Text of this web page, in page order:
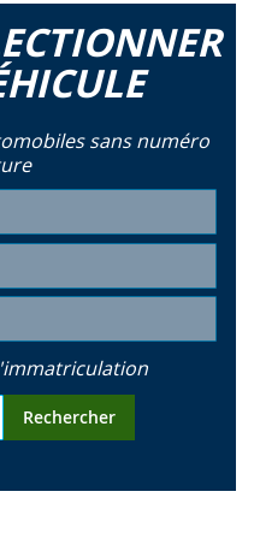
sans numéro
Rechercher